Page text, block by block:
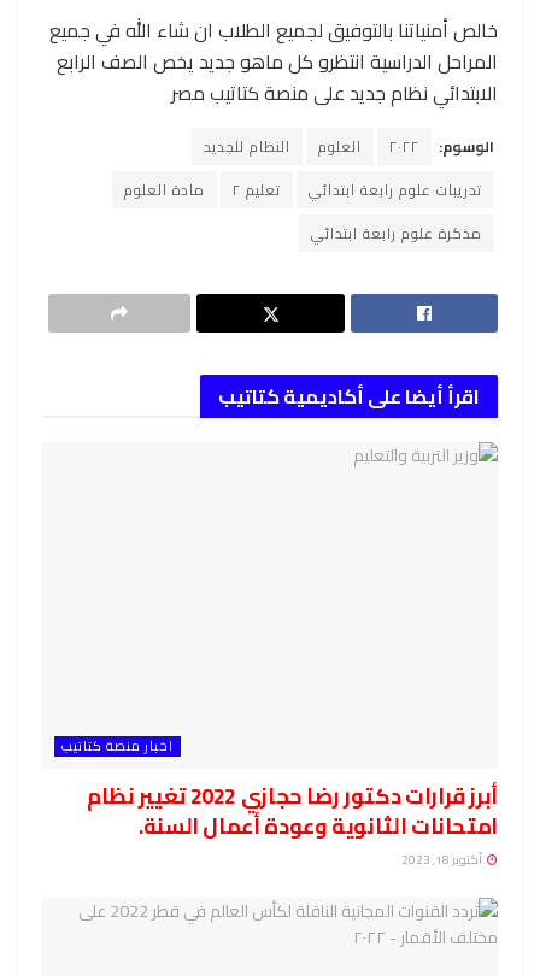
خالص أمنياتنا بالتوفيق لجميع الطلاب ان شاء الله في جميع
المراحل الدراسية انتظرو كل ماهو جديد يخص الصف الرابع
الابتدائي نظام جديد على منصة كتاتيب مصر
الوسوم: ٢٠٢٢ العلوم
النظام للجديد
تدريبات علوم رابعة ابتدائي
تعليم ٢
مادة العلوم
مذكرة علوم رابعة ابتدائي
اقرأ أيضا على أكاديمية كتاتيب
اخبار منصة كتاتيب
أبرز قرارات دكتور رضا حجازي 2022 تغيير نظام
امتحانات الثانوية وعودة أعمال السنة.
أكتوبر 18, 2023